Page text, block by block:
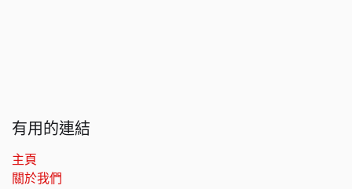
有用的連結
主頁
關於我們